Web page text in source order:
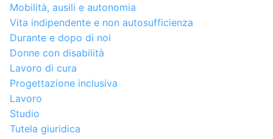
Mobilità, ausili e autonomia
Vita indipendente e non autosufficienza
Durante e dopo di noi
Donne con disabilità
Lavoro di cura
Progettazione inclusiva
Lavoro
Studio
Tutela giuridica